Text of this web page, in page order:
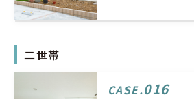
二世帯
CASE.016